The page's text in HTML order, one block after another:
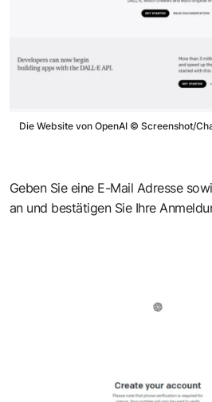
Die Website von OpenAI © Screenshot/
Geben Sie eine E-Mail Adresse
an und bestätigen Sie Ihre